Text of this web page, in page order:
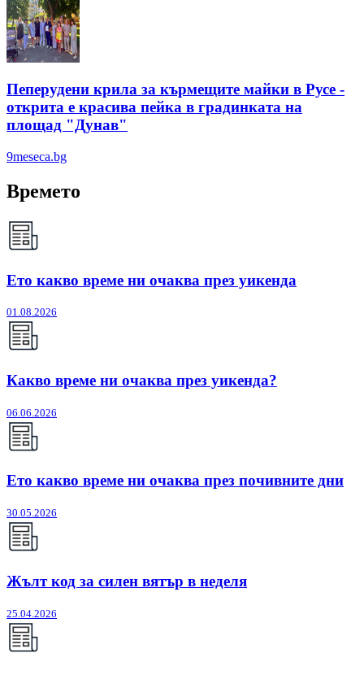
Пеперудени крила за кърмещите майки в Русе -
открита е красива пейка в градинката на
площад "Дунав"
9meseca.bg
Времето
Ето какво време ни очаква през уикенда
01.08.2026
Какво време ни очаква през уикенда?
06.06.2026
Ето какво време ни очаква през почивните дни
30.05.2026
Жълт код за силен вятър в неделя
25.04.2026